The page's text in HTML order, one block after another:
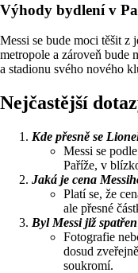
Výhody bydlení v
Messi se bude moci těšit z
metropole a zároveň bude
a stadionu svého nového
Nejčastější
Kde přesně se
Messi se
Paříže, v
Jaká je cena
Platí se, že
ale přesné
Byl Messi již
Fotografie
dosud
soukromí.